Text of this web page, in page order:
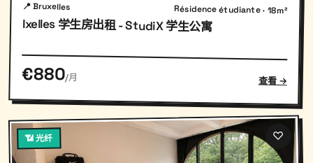
📍 Bruxelles Résidence étudiante · 18m²
Ixelles 学生房出租 - StudiX 学生公寓
€880/月 查看 →
📶 光纤 ♡